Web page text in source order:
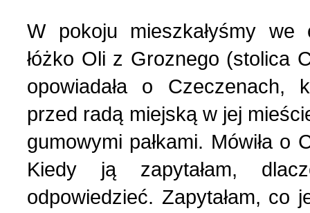
Rocznice (1)
Spotkania (1)
Strona poetycka (1)
Strona religijna (18)
W pokoju mieszkałyśmy we
łóżko Oli z Groznego (stolica
opowiadała o Czeczenach,
przed radą miejską w jej
gumowymi pałkami. Mówiła
Kiedy ją zapytałam,
odpowiedzieć. Zapytałam, co